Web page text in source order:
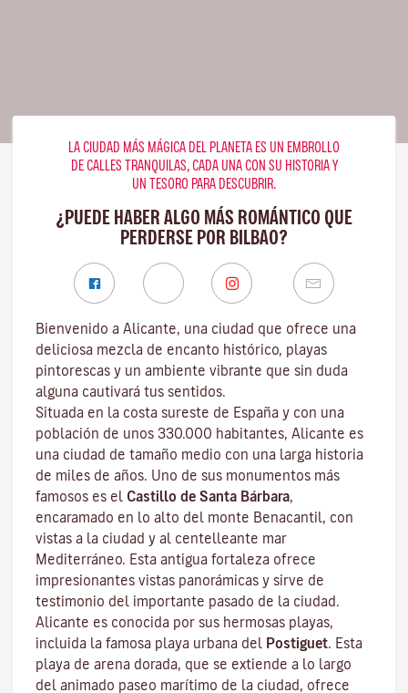
LA CIUDAD MÁS MÁGICA DEL PLANETA ES UN EMBROLLO
DE CALLES TRANQUILAS, CADA UNA CON SU HISTORIA Y
UN TESORO PARA DESCUBRIR.
¿PUEDE HABER ALGO MÁS ROMÁNTICO QUE
PERDERSE POR BILBAO?
Bienvenido a Alicante, una ciudad que ofrece una
deliciosa mezcla de encanto histórico, playas
pintorescas y un ambiente vibrante que sin duda
alguna cautivará tus sentidos.
Situada en la costa sureste de España y con una
población de unos 330.000 habitantes, Alicante es
una ciudad de tamaño medio con una larga historia
de miles de años. Uno de sus monumentos más
famosos es el Castillo de Santa Bárbara,
encaramado en lo alto del monte Benacantil, con
vistas a la ciudad y al centelleante mar
Mediterráneo. Esta antigua fortaleza ofrece
impresionantes vistas panorámicas y sirve de
testimonio del importante pasado de la ciudad.
Alicante es conocida por sus hermosas playas,
incluida la famosa playa urbana del Postiguet. Esta
playa de arena dorada, que se extiende a lo largo
del animado paseo marítimo de la ciudad, ofrece